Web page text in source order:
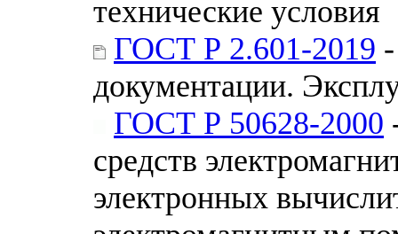
технические условия
ГОСТ Р 2.601-2019
документации.
ГОСТ Р 50628-2000
средств
электронных